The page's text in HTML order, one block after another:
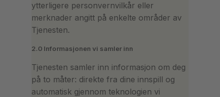
ytterligere personvernvilkår eller
merknader angitt på enkelte områder av
Tjenesten.
2.0 Informasjonen vi samler inn
Tjenesten samler inn informasjon om deg
på to måter: direkte fra dine innspill og
automatisk gjennom teknologien vi